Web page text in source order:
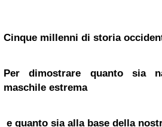
Cinque millenni di storia
Per dimostrare quanto sia
maschile estrema
e quanto sia alla base della